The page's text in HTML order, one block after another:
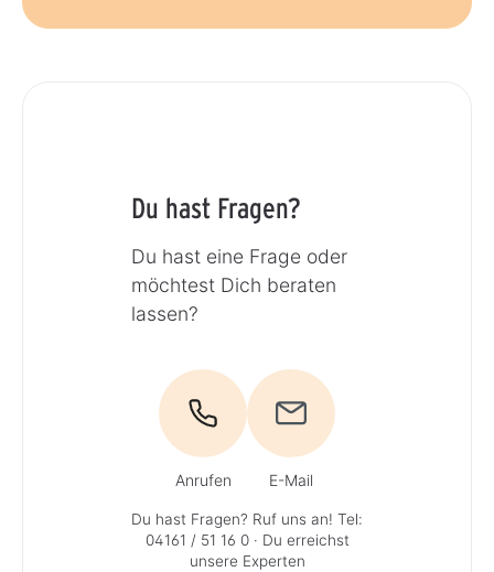
Du hast Fragen?
Du hast eine Frage oder
möchtest Dich beraten
lassen?
Anrufen E-Mail
Du hast Fragen? Ruf uns an! Tel:
04161 / 51 16 0· Du erreichst
unsere Experten